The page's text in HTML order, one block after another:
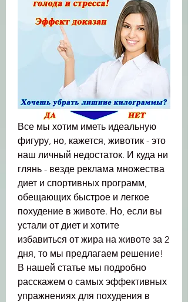
Все мы хотим иметь идеальную
фигуру, но, кажется, животик - это
наш личный недостаток. И куда ни
глянь - везде реклама множества
диет и спортивных программ,
обещающих быстрое и легкое
похудение в животе. Но, если вы
устали от диет и хотите
избавиться от жира на животе за 2
дня, то мы предлагаем решение!
В нашей статье мы подробно
расскажем о самых эффективных
упражнениях для похудения в